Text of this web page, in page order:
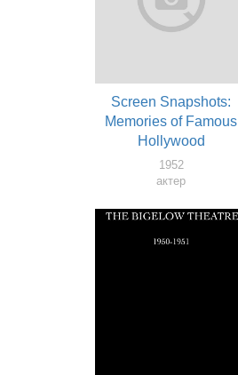
Screen Snapshots:
Memories of Famous
Hollywood
Comedians
1952
актер